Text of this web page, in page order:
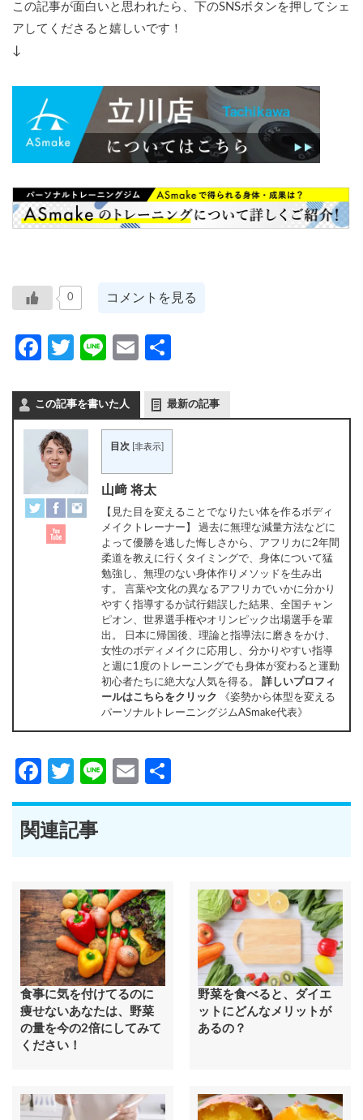
この記事が面白いと思われたら、下のSNSボタンを押してシェ
アしてくださると嬉しいです！
↓
0 コメントを見る
Facebook
Twitter
LineEmail
この記事を書いた人 最新の記事
目次 非表示
山﨑 将太
【見た目を変えることでなりたい体を作るボディ
メイクトレーナー】 過去に無理な減量方法などに
よって優勝を逃した悔しさから、アフリカに2年間
柔道を教えに行くタイミングで、身体について猛
勉強し、無理のない身体作りメソッドを生み出
す。 言葉や文化の異なるアフリカでいかに分かり
やすく指導するか試行錯誤した結果、全国チャン
ピオン、世界選手権やオリンピック出場選手を輩
出。 日本に帰国後、理論と指導法に磨きをかけ、
女性のボディメイクに応用し、分かりやすい指導
と週に1度のトレーニングでも身体が変わると運動
初心者たちに絶大な人気を得る。 詳しいプロフィ
ールはこちらをクリック 《姿勢から体型を変える
パーソナルトレーニングジムASmake代表》
Facebook
Twitter
LineEmail
有
関連記事
食事に気を付けてるのに
痩せないあなたは、野菜
の量を今の2倍にしてみて
ください！
野菜を食べると、ダイエ
ットにどんなメリットが
あるの？